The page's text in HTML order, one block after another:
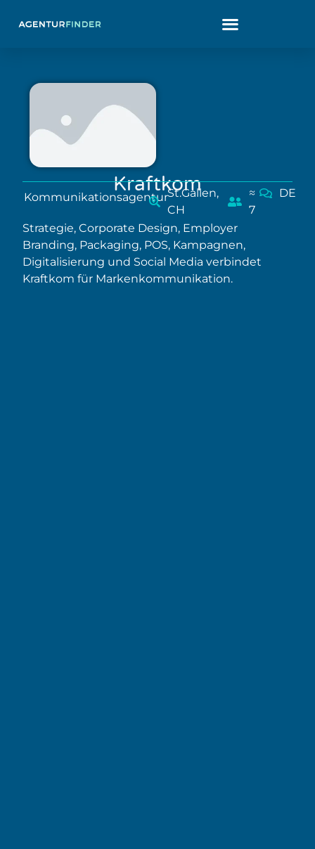
Kraftkom
KommunikationsagenturSt.Gallen,
CH
≈
7
DE
Strategie, Corporate Design, Employer
Branding, Packaging, POS, Kampagnen,
Digitalisierung und Social Media verbindet
Kraftkom für Markenkommunikation.